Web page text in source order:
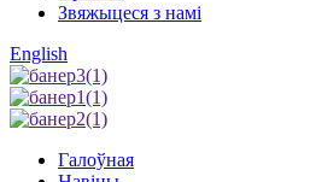
Звяжыцеся з намі
English
Галоўная